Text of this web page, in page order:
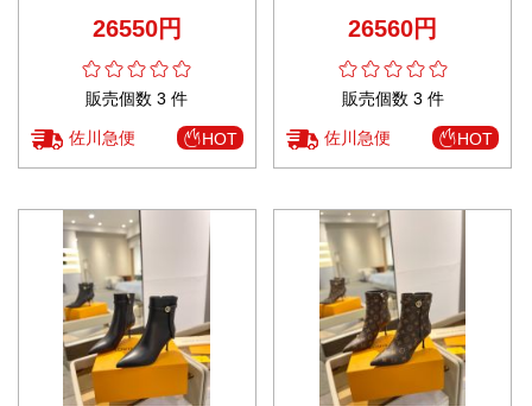
現度 職人技術再現
26550円
販売個数 3 件
佐川急便 HOT
職人技術再現26560円
販売個数 3 件
佐川急便 HOT